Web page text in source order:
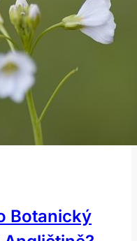
Botanický